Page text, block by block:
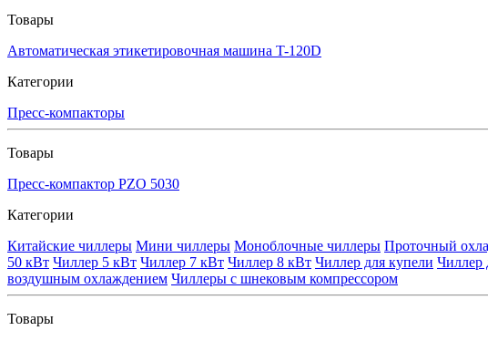
Товары
Автоматическая этикетировочная машина T-120D
Категории
Пресс-компакторы
Товары
Пресс-компактор PZO 5030
Категории
Китайские чиллеры Мини чиллеры Моноблочные чиллеры Проточный
50 кВт Чиллер 5 кВт Чиллер 7 кВт Чиллер 8 кВт Чиллер для купели Чиллер
воздушным охлаждением Чиллеры с шнековым компрессором
Товары